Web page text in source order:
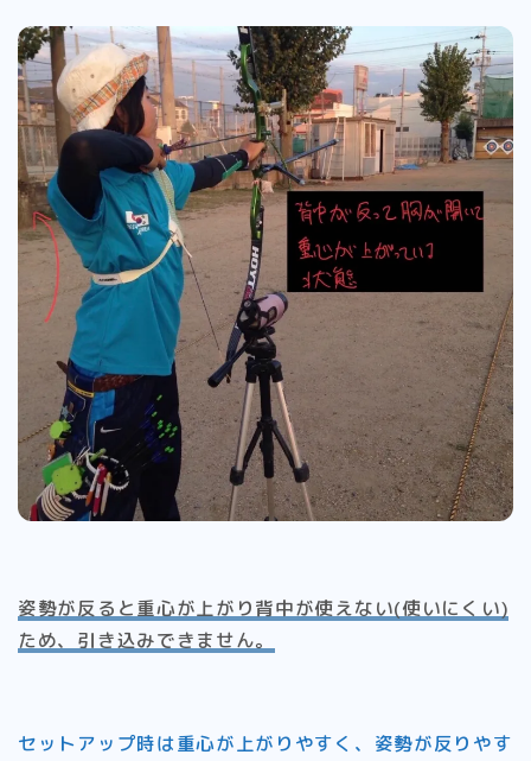
姿勢が反ると重心が上がり背中が使えない(使いにくい)
ため、引き込みできません。
セットアップ時は重心が上がりやすく、姿勢が反りやす